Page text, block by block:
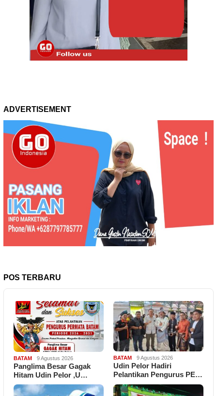
ADVERTISEMENT
POS TERBARU
BATAM 9 Agustus 2026
Panglima Besar Gagak
Hitam Udin Pelor ,U…
BATAM 9 Agustus 2026
Udin Pelor Hadiri
Pelantikan Pengurus PE…